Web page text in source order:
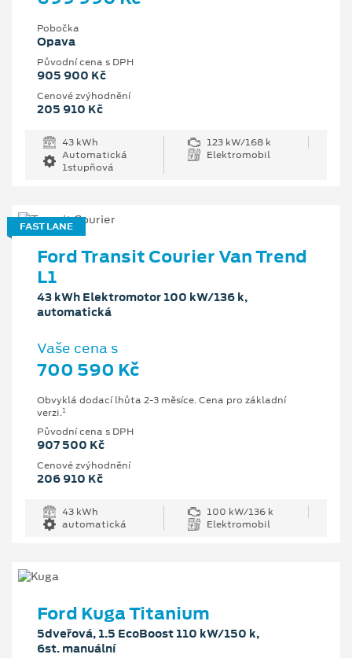
Pobočka
Opava
Původní cena s DPH
905 900 Kč
Cenové zvýhodnění
205 910 Kč
43 kWh
123 kW/168 k
Automatická
1stupňová
Elektromobil
FAST LANE
Ford Transit Courier Van Trend
L1
43 kWh Elektromotor 100 kW/136 k,
automatická
Vaše cena s
700 590 Kč
Obvyklá dodací lhůta 2-3 měsíce. Cena pro základní
verzi.1
Původní cena s DPH
907 500 Kč
Cenové zvýhodnění
206 910 Kč
43 kWh
100 kW/136 k
automatická
Elektromobil
Ford Kuga Titanium
5dveřová, 1.5 EcoBoost 110 kW/150 k,
6st. manuální